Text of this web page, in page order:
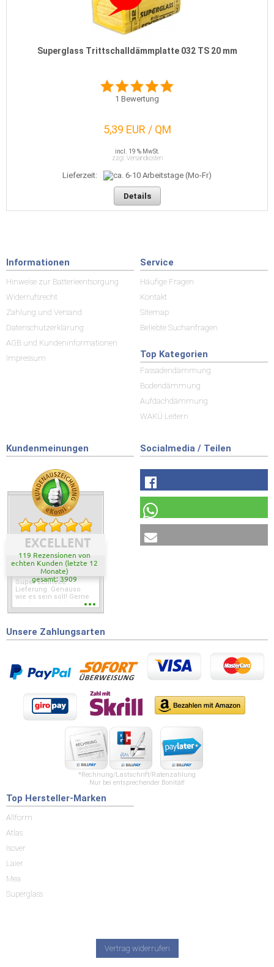
Superglass Trittschalldämmplatte 032 TS 20 mm
1 Bewertung
5,39 EUR / QM
incl. 19 % MwSt.
zzgl. Versandkosten
Lieferzeit:
Details
Informationen
Hinweise zur Batterieentsorgung
Widerrufsrecht
Zahlung und Versand
Datenschutzerklärung
AGB und Kundeninformationen
Impressum
Service
Häufige Fragen
Kontakt
Sitemap
Beliebte Suchanfragen
Top Kategorien
Fassadendämmung
Bodendämmung
Aufdachdämmung
WAKÜ Leitern
Kundenmeinungen
EXCELLENT
119 Rezensionen von
echten Kunden (letzte 12
Monate)
gesamt: 3909
Super schnelle
Lieferung. Genauso
wie es sein soll! Gerne
wieder wenn ich was
Socialmedia / Teilen
Unsere Zahlungsarten
*Rechnung/Lastschrift/Ratenzahlung
Nur bei entsprechender Bonität!
Top Hersteller-Marken
Allform
Atlas
Isover
Laier
Mea
Superglass
Vertrag widerrufen